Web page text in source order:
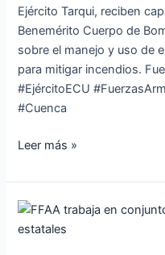
Ejército Tarqui, reciben
Benemérito Cuerpo de
sobre el manejo y uso de
para mitigar incendios.
#EjércitoECU
#Cuenca
Leer más »
FFAA
trabaja